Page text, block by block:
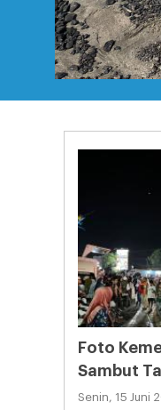
Foto
Sambut
Senin, 15 Juni